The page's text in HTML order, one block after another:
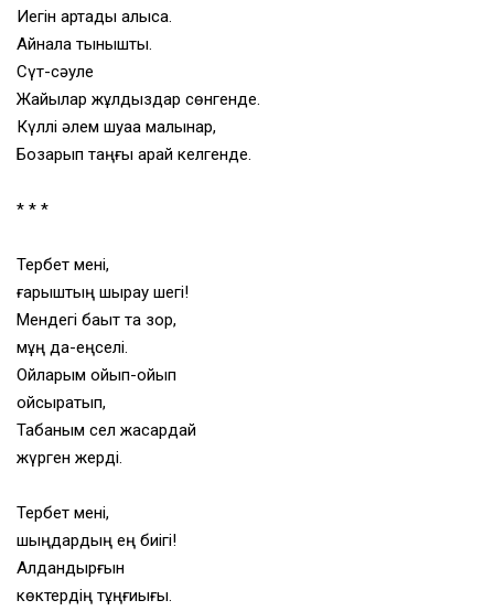
Иегін артады алысқа.
Айнала тыныштық.
Сүт-сәуле
Жайылар жұлдыздар сөнгенде.
Күллі әлем шуаққа малынар,
Бозарып таңғы арай келгенде.
* * *
Тербет мені,
ғарыштың шырқау шегі!
Мендегі бақыт та зор,
мұң да-еңселі.
Ойларым ойып-ойып
ойсыратып,
Табаным сел жасардай
жүрген жерді.
Тербет мені,
шыңдардың ең биігі!
Алдандырғын
көктердің тұңғиығы.